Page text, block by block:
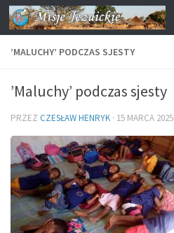
Przejdź do treści
’MALUCHY’ PODCZAS SJESTY
’Maluchy’ podczas sjesty
PRZEZ CZESŁAW HENRYK · 15 MARCA 2025